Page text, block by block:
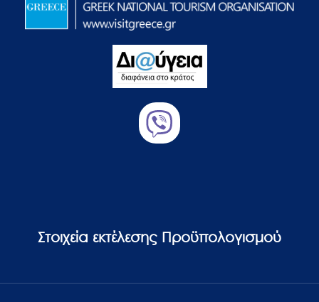
Στοιχεία εκτέλεσης Προϋπολογισμού